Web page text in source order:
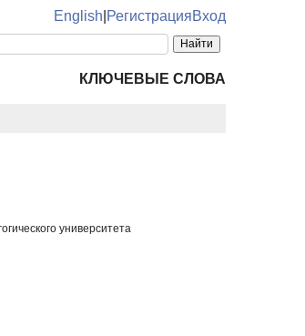
English РегистрацияВход
КЛЮЧЕВЫЕ СЛОВА
университета